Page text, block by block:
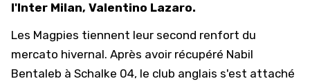
l'Inter Milan, Valentino Lazaro.
Les Magpies tiennent leur second renfort du
mercato hivernal. Après avoir récupéré Nabil
Bentaleb à Schalke 04, le club anglais s'est attaché